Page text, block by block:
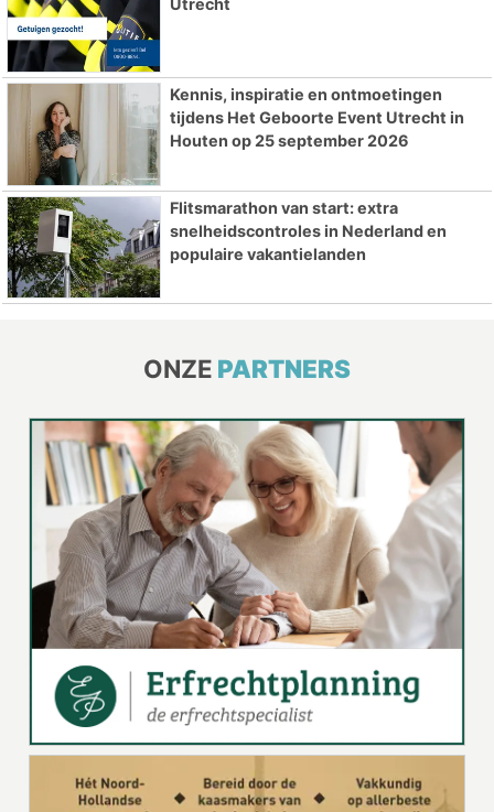
Utrecht
Kennis, inspiratie en ontmoetingen
tijdens Het Geboorte Event Utrecht in
Houten op 25 september 2026
Flitsmarathon van start: extra
snelheidscontroles in Nederland en
populaire vakantielanden
ONZE PARTNERS